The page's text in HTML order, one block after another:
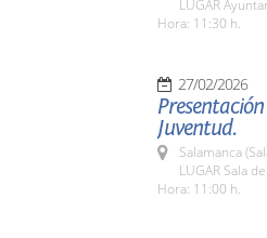
LUGAR
Hora: 11:30 h.
27/02/2026
Juventud.
Salamanca
LUGAR Sala
Hora: 11:00 h.